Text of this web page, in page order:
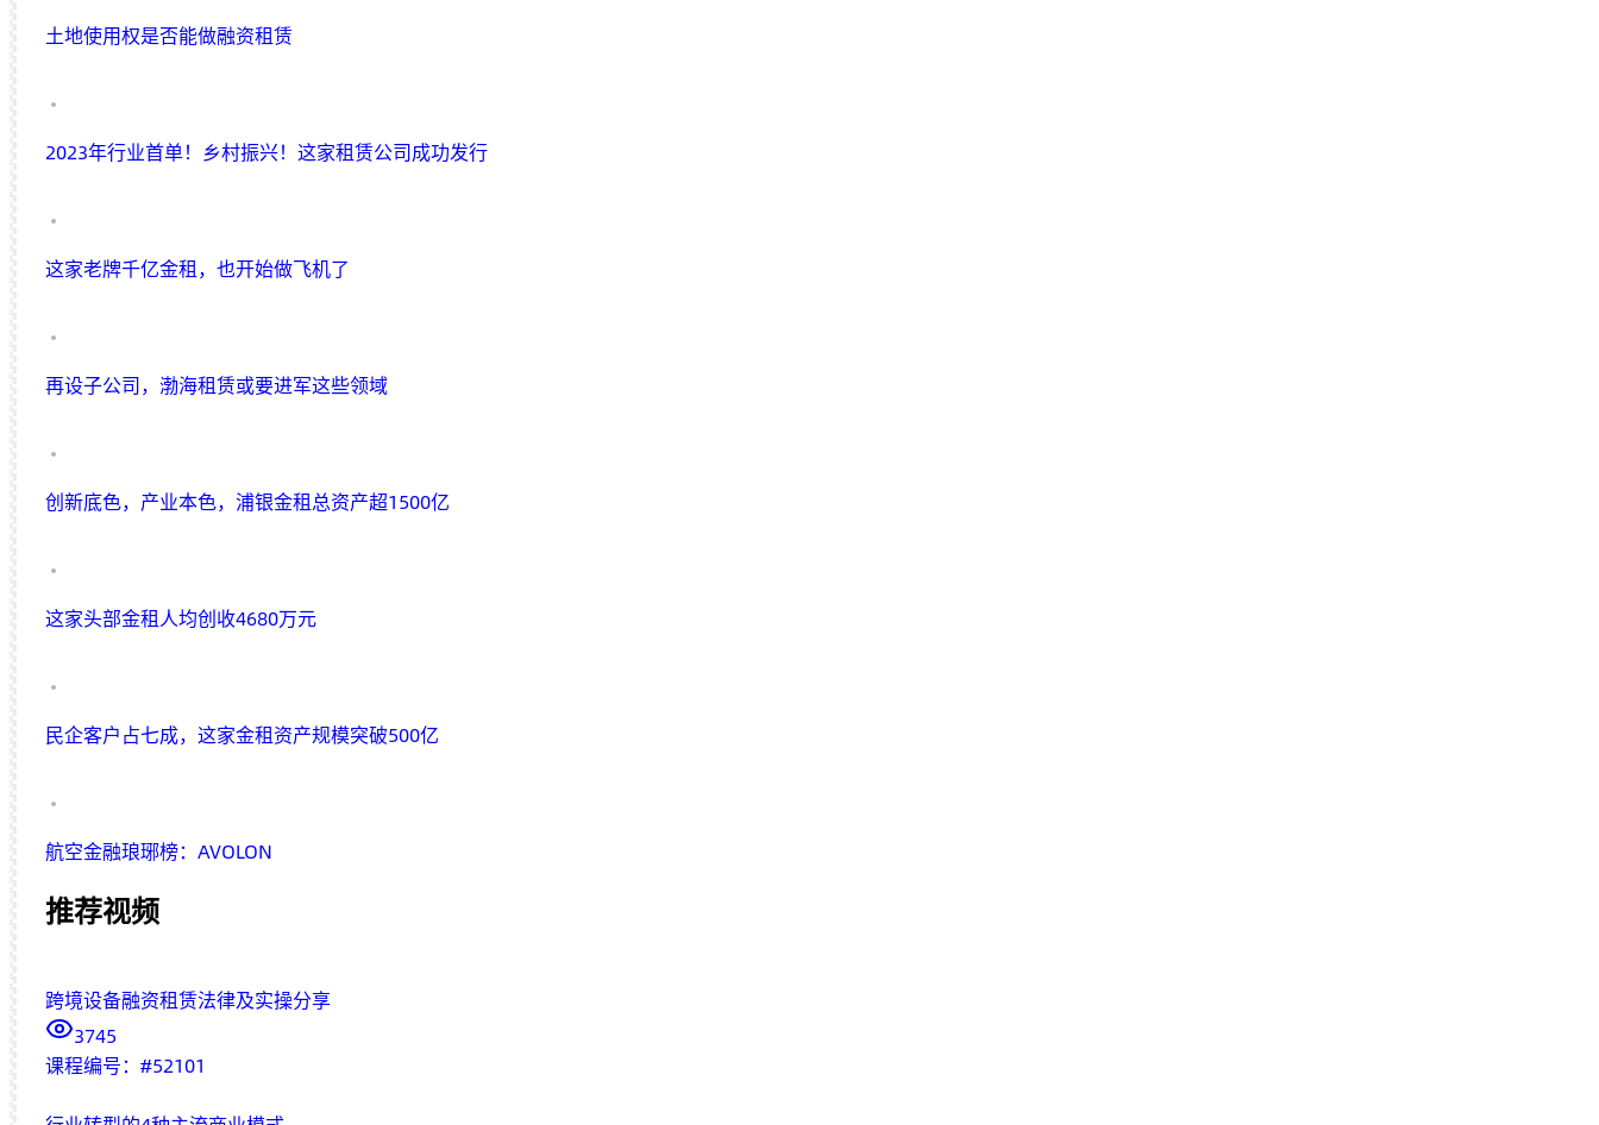
土地使用权是否能做融资租赁
2023年行业首单！乡村振兴！这家租赁公司成功发行
这家老牌千亿金租，也开始做飞机了
再设子公司，渤海租赁或要进军这些领域
创新底色，产业本色，浦银金租总资产超1500亿
这家头部金租人均创收4680万元
民企客户占七成，这家金租资产规模突破500亿
航空金融琅琊榜：AVOLON
推荐视频
跨境设备融资租赁法律及实操分享
3745
课程编号： #52101